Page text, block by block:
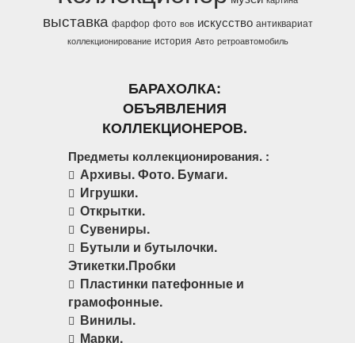
выставка фарфор фото вов искусство антиквариат
коллекционирование история Авто ретроавтомобиль
БАРАХОЛКА:
ОБЪЯВЛЕНИЯ
КОЛЛЕКЦИОНЕРОВ.
Предметы коллекционирования. :
Архивы. Фото. Бумаги.
Игрушки.
Открытки.
Сувениры.
Бутыли и бутылочки.
Этикетки.Пробки
Пластинки патефонные и
грамофонные.
Винилы.
Марки.